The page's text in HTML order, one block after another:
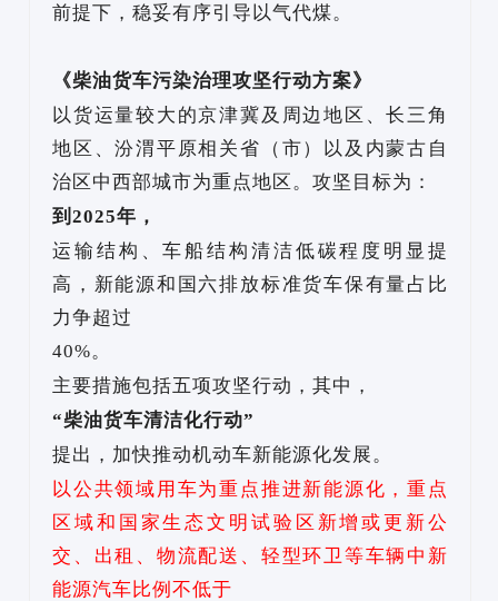
前提下，稳妥有序引导以气代煤。
《柴油货车污染治理攻坚行动方案》
以货运量较大的京津冀及周边地区、长三角
地区、汾渭平原相关省（市）以及内蒙古自
治区中西部城市为重点地区。攻坚目标为：
到2025年，
运输结构、车船结构清洁低碳程度明显提
高，新能源和国六排放标准货车保有量占比
力争超过
40%。
主要措施包括五项攻坚行动，其中，
“柴油货车清洁化行动”
提出，加快推动机动车新能源化发展。
以公共领域用车为重点推进新能源化，重点
区域和国家生态文明试验区新增或更新公
交、出租、物流配送、轻型环卫等车辆中新
能源汽车比例不低于